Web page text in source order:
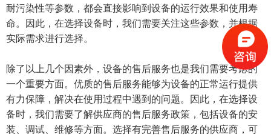
耐污染性等参数，都会直接影响到设备的运行效果和使用寿
命。因此，在选择设备时，我们需要关注这些参数，并根据
实际需求进行选择。
除了以上几个因素外，设备的售后服务也是我们需要考虑的
一个重要方面。优质的售后服务能够为设备的正常运行提供
有力保障，解决在使用过程中遇到的问题。因此，在选择设
备时，我们需要了解供应商的售后服务政策，包括设备的安
装、调试、维修等方面。选择有完善售后服务的供应商，可